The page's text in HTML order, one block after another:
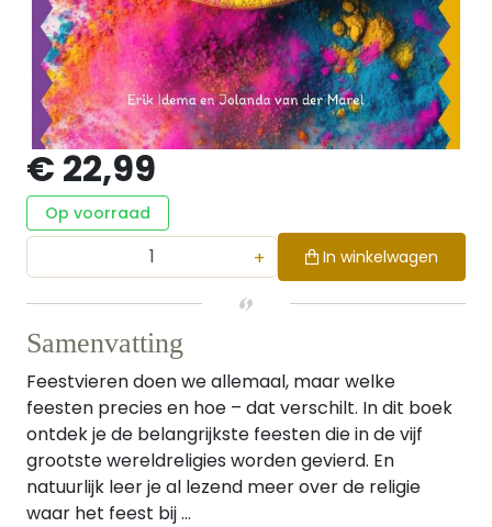
€ 22,99
Op voorraad
+ In winkelwagen
Samenvatting
Feestvieren doen we allemaal, maar welke
feesten precies en hoe – dat verschilt. In dit boek
ontdek je de belangrijkste feesten die in de vijf
grootste wereldreligies worden gevierd. En
natuurlijk leer je al lezend meer over de religie
waar het feest bij ...